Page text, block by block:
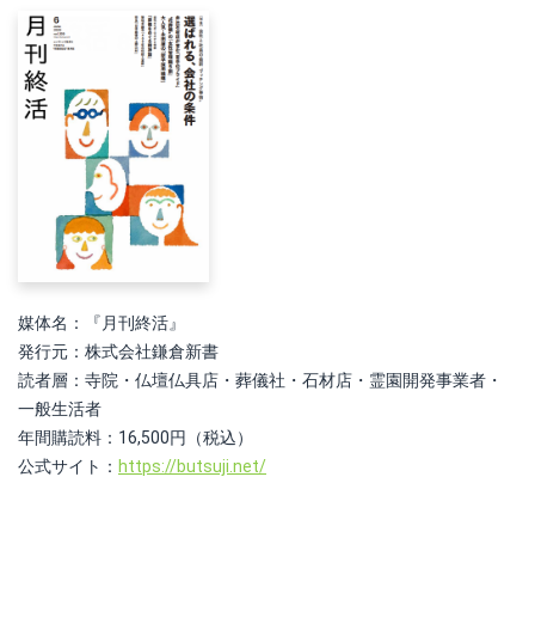
媒体名：『月刊終活』
発行元：株式会社鎌倉新書
読者層：寺院・仏壇仏具店・葬儀社・石材店・霊園開発事業者・
一般生活者
年間購読料：16,500円（税込）
公式サイト： https://butsuji.net/